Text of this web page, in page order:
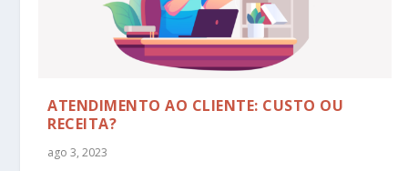
ATENDIMENTO AO CLIENTE: CUSTO OU
RECEITA?
ago 3, 2023